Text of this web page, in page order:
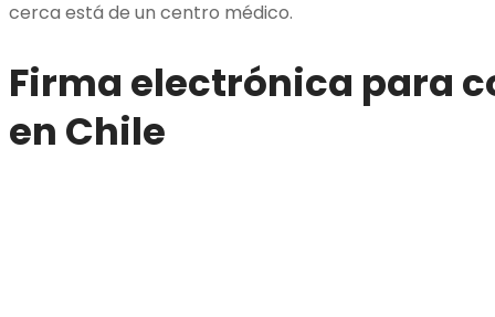
cerca está de un centro médico.
Firma electrónica para
en Chile